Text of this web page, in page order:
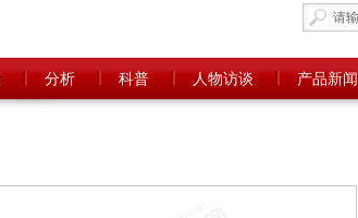
分析 科普 人物访谈 产品新闻